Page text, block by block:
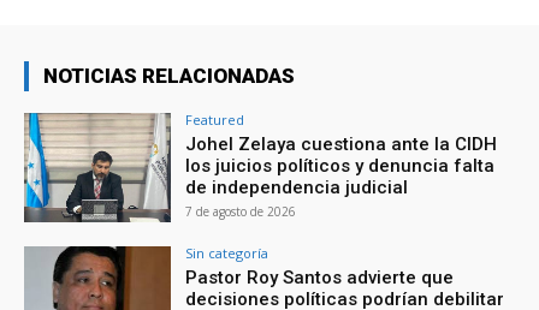
NOTICIAS RELACIONADAS
Featured
Johel Zelaya cuestiona ante la CIDH
los juicios políticos y denuncia falta
de independencia judicial
7 de agosto de 2026
Sin categoría
Pastor Roy Santos advierte que
decisiones políticas podrían debilitar